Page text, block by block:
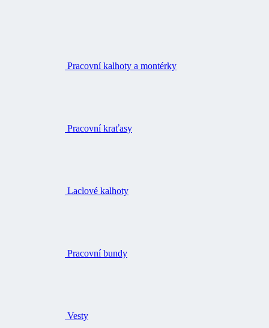
Pracovní kalhoty a montérky
Pracovní kraťasy
Laclové kalhoty
Pracovní bundy
Vesty